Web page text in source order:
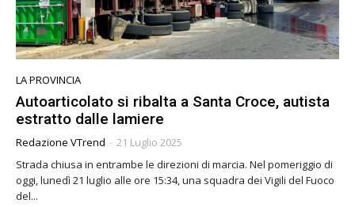
LA PROVINCIA
Autoarticolato si ribalta a Santa Croce, autista
estratto dalle lamiere
Redazione VTrend - 21 Luglio 2025
Strada chiusa in entrambe le direzioni di marcia. Nel pomeriggio di
oggi, lunedì 21 luglio alle ore 15:34, una squadra dei Vigili del Fuoco
del...